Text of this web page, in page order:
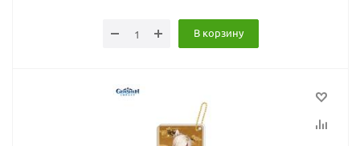
В корзину